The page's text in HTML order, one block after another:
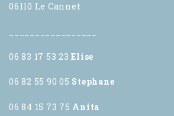
06110 Le Cannet
06 83 17 53 23Elise
06 82 55 90 05 Stephane
06 84 15 73 75 Anita